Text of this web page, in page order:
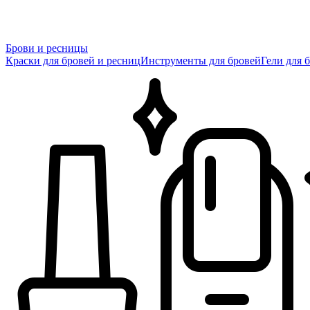
Брови и ресницы
Краски для бровей и ресницИнструменты для бровейГели для